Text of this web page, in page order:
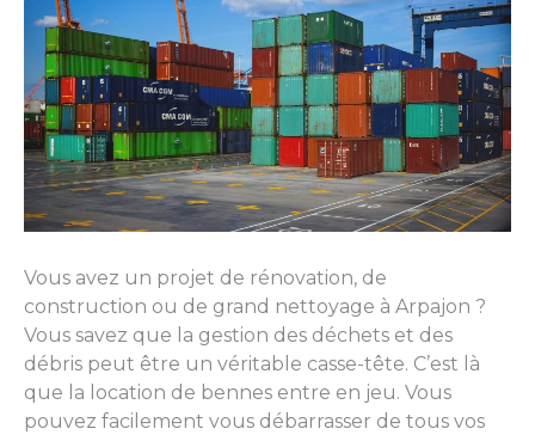
Vous avez un projet de rénovation, de
construction ou de grand nettoyage à Arpajon ?
Vous savez que la gestion des déchets et des
débris peut être un véritable casse-tête. C’est là
que la location de bennes entre en jeu. Vous
pouvez facilement vous débarrasser de tous vos